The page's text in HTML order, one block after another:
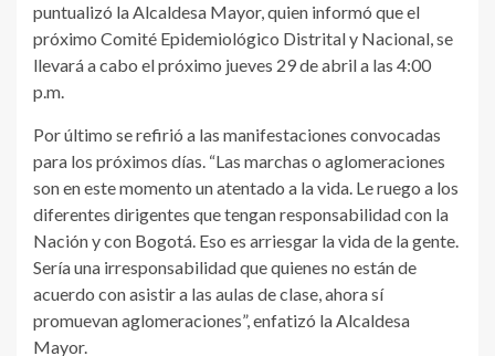
puntualizó la Alcaldesa Mayor, quien informó que el
próximo Comité Epidemiológico Distrital y Nacional, se
llevará a cabo el próximo jueves 29 de abril a las 4:00
p.m.
Por último se refirió a las manifestaciones convocadas
para los próximos días. “Las marchas o aglomeraciones
son en este momento un atentado a la vida. Le ruego a los
diferentes dirigentes que tengan responsabilidad con la
Nación y con Bogotá. Eso es arriesgar la vida de la gente.
Sería una irresponsabilidad que quienes no están de
acuerdo con asistir a las aulas de clase, ahora sí
promuevan aglomeraciones”, enfatizó la Alcaldesa
Mayor.